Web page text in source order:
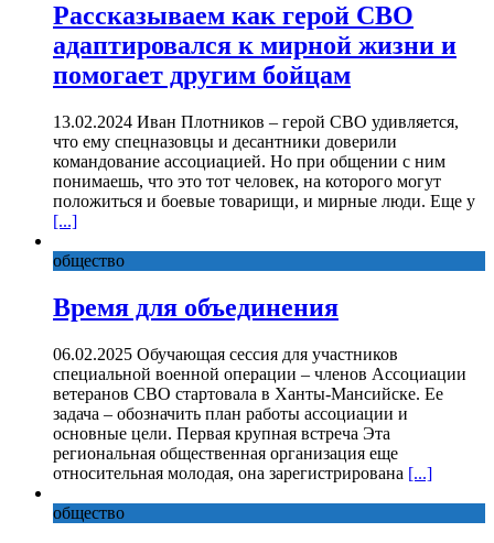
Рассказываем как герой СВО
адаптировался к мирной жизни и
помогает другим бойцам
13.02.2024 Иван Плотников – герой СВО удивляется,
что ему спецназовцы и десантники доверили
командование ассоциацией. Но при общении с ним
понимаешь, что это тот человек, на которого могут
положиться и боевые товарищи, и мирные люди. Еще у
[...]
общество
Время для объединения
06.02.2025 Обучающая сессия для участников
специальной военной операции – членов Ассоциации
ветеранов СВО стартовала в Ханты-Мансийске. Ее
задача – обозначить план работы ассоциации и
основные цели. Первая крупная встреча Эта
региональная общественная организация еще
относительная молодая, она зарегистрирована [...]
общество